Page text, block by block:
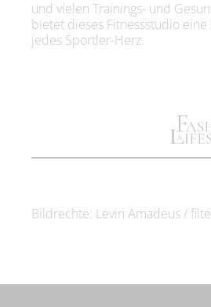
und vielen Trainings- und
bietet dieses Fitnessstudio
jedes Sportler-Herz.
Bildrechte: Levin Amadeus /